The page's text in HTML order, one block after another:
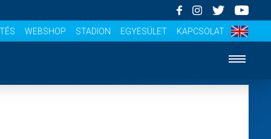
WEBSHOP STADION EGYESÜLET KAPCSOLAT